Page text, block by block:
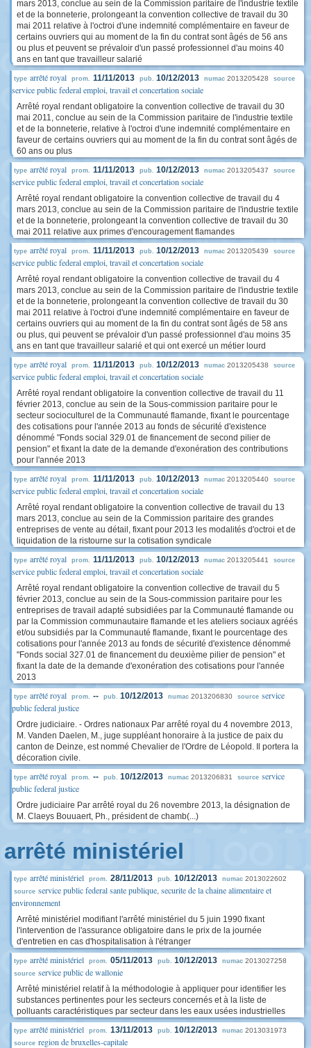
mars 2013, conclue au sein de la Commission paritaire de l'industrie textile
et de la bonneterie, prolongeant la convention collective de travail du 30
mai 2011 relative à l'octroi d'une indemnité complémentaire en faveur de
certains ouvriers qui au moment de la fin du contrat sont âgés de 56 ans
ou plus et peuvent se prévaloir d'un passé professionnel d'au moins 40
ans en tant que travailleur salarié
type arrêté royal prom. 11/11/2013 pub. 10/12/2013 numac 2013205428 source
service public federal emploi, travail et concertation sociale
Arrêté royal rendant obligatoire la convention collective de travail du 30
mai 2011, conclue au sein de la Commission paritaire de l'industrie textile
et de la bonneterie, relative à l'octroi d'une indemnité complémentaire en
faveur de certains ouvriers qui au moment de la fin du contrat sont âgés de
60 ans ou plus
type arrêté royal prom. 11/11/2013 pub. 10/12/2013 numac 2013205437 source
service public federal emploi, travail et concertation sociale
Arrêté royal rendant obligatoire la convention collective de travail du 4
mars 2013, conclue au sein de la Commission paritaire de l'industrie textile
et de la bonneterie, prolongeant la convention collective de travail du 30
mai 2011 relative aux primes d'encouragement flamandes
type arrêté royal prom. 11/11/2013 pub. 10/12/2013 numac 2013205439 source
service public federal emploi, travail et concertation sociale
Arrêté royal rendant obligatoire la convention collective de travail du 4
mars 2013, conclue au sein de la Commission paritaire de l'industrie textile
et de la bonneterie, prolongeant la convention collective de travail du 30
mai 2011 relative à l'octroi d'une indemnité complémentaire en faveur de
certains ouvriers qui au moment de la fin du contrat sont âgés de 58 ans
ou plus, qui peuvent se prévaloir d'un passé professionnel d'au moins 35
ans en tant que travailleur salarié et qui ont exercé un métier lourd
type arrêté royal prom. 11/11/2013 pub. 10/12/2013 numac 2013205438 source
service public federal emploi, travail et concertation sociale
Arrêté royal rendant obligatoire la convention collective de travail du 11
février 2013, conclue au sein de la Sous-commission paritaire pour le
secteur socioculturel de la Communauté flamande, fixant le pourcentage
des cotisations pour l'année 2013 au fonds de sécurité d'existence
dénommé "Fonds social 329.01 de financement de second pilier de
pension" et fixant la date de la demande d'exonération des contributions
pour l'année 2013
type arrêté royal prom. 11/11/2013 pub. 10/12/2013 numac 2013205440 source
service public federal emploi, travail et concertation sociale
Arrêté royal rendant obligatoire la convention collective de travail du 13
mars 2013, conclue au sein de la Commission paritaire des grandes
entreprises de vente au détail, fixant pour 2013 les modalités d'octroi et de
liquidation de la ristourne sur la cotisation syndicale
type arrêté royal prom. 11/11/2013 pub. 10/12/2013 numac 2013205441 source
service public federal emploi, travail et concertation sociale
Arrêté royal rendant obligatoire la convention collective de travail du 5
février 2013, conclue au sein de la Sous-commission paritaire pour les
entreprises de travail adapté subsidiées par la Communauté flamande ou
par la Commission communautaire flamande et les ateliers sociaux agréés
et/ou subsidiés par la Communauté flamande, fixant le pourcentage des
cotisations pour l'année 2013 au fonds de sécurité d'existence dénommé
"Fonds social 327.01 de financement du deuxième pilier de pension" et
fixant la date de la demande d'exonération des cotisations pour l'année
2013
type arrêté royal prom. -- pub. 10/12/2013 numac 2013206830 source service
public federal justice
Ordre judiciaire. - Ordres nationaux Par arrêté royal du 4 novembre 2013,
M. Vanden Daelen, M., juge suppléant honoraire à la justice de paix du
canton de Deinze, est nommé Chevalier de l'Ordre de Léopold. Il portera la
décoration civile.
type arrêté royal prom. -- pub. 10/12/2013 numac 2013206831 source service
public federal justice
Ordre judiciaire Par arrêté royal du 26 novembre 2013, la désignation de
M. Claeys Bouuaert, Ph., président de chamb(...)
arrêté ministériel
type arrêté ministériel prom. 28/11/2013 pub. 10/12/2013 numac 2013022602
source service public federal sante publique, securite de la chaine alimentaire et
environnement
Arrêté ministériel modifiant l'arrêté ministériel du 5 juin 1990 fixant
l'intervention de l'assurance obligatoire dans le prix de la journée
d'entretien en cas d'hospitalisation à l'étranger
type arrêté ministériel prom. 05/11/2013 pub. 10/12/2013 numac 2013027258
source service public de wallonie
Arrêté ministériel relatif à la méthodologie à appliquer pour identifier les
substances pertinentes pour les secteurs concernés et à la liste de
polluants caractéristiques par secteur dans les eaux usées industrielles
type arrêté ministériel prom. 13/11/2013 pub. 10/12/2013 numac 2013031973
source region de bruxelles-capitale